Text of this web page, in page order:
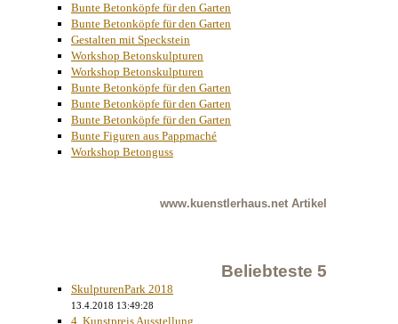
Bunte Betonköpfe für den Garten
Bunte Betonköpfe für den Garten
Gestalten mit Speckstein
Workshop Betonskulpturen
Workshop Betonskulpturen
Bunte Betonköpfe für den Garten
Bunte Betonköpfe für den Garten
Bunte Betonköpfe für den Garten
Bunte Figuren aus Pappmaché
Workshop Betonguss
www.kuenstlerhaus.net Artikel
Beliebteste 5
SkulpturenPark 2018
13.4.2018 13:49:28
4. Kunstpreis Ausstellung